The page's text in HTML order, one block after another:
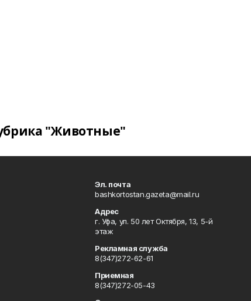
"Животные"
Эл. почта
bashkortostan.gazeta@mail.ru
Адрес
г. Уфа, ул. 50 лет Октября, 13, 5-й
этаж
Рекламная служба
8(347)272-62-61
Приемная
8(347)272-05-43